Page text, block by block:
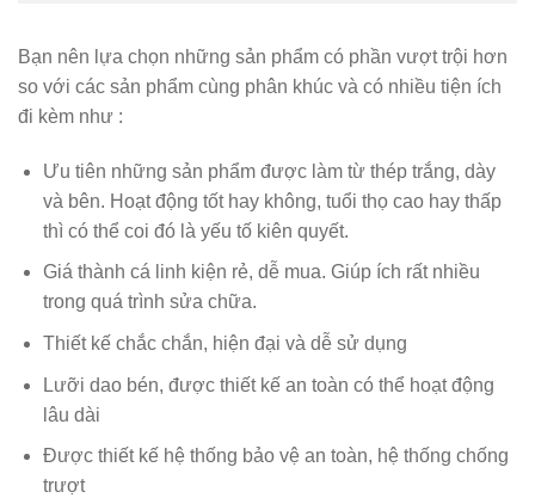
Bạn nên lựa chọn những sản phẩm có phần vượt trội hơn
so với các sản phẩm cùng phân khúc và có nhiều tiện ích
đi kèm như :
Ưu tiên những sản phẩm được làm từ thép trắng, dày
và bên. Hoạt động tốt hay không, tuổi thọ cao hay thấp
thì có thể coi đó là yếu tố kiên quyết.
Giá thành cá linh kiện rẻ, dễ mua. Giúp ích rất nhiều
trong quá trình sửa chữa.
Thiết kế chắc chắn, hiện đại và dễ sử dụng
Lưỡi dao bén, được thiết kế an toàn có thể hoạt động
lâu dài
Được thiết kế hệ thống bảo vệ an toàn, hệ thống chống
trượt